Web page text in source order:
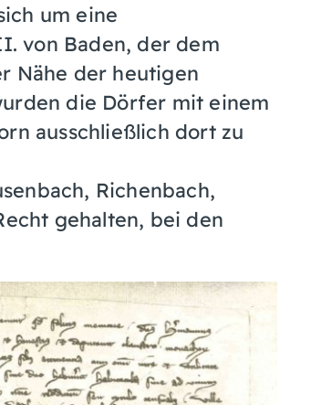
um eine
von Baden, der dem
Nähe der heutigen
die Dörfer mit einem
ausschließlich dort zu
Richenbach,
gehalten, bei den